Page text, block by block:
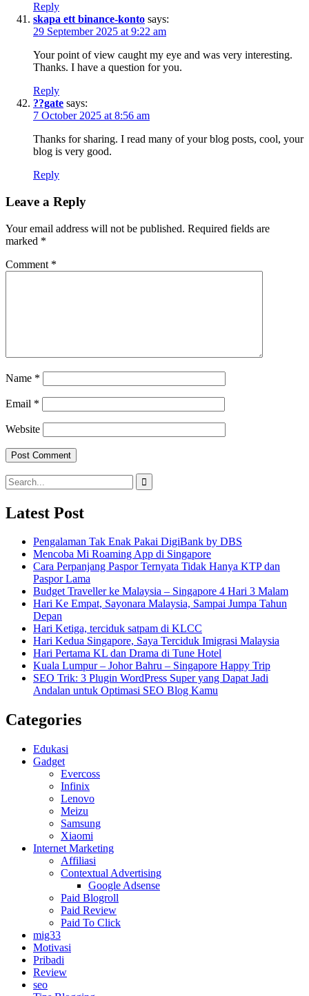
Reply
skapa ett binance-konto says:
29 September 2025 at 9:22 am
Your point of view caught my eye and was very interesting.
Thanks. I have a question for you.
Reply
??gate says:
7 October 2025 at 8:56 am
Thanks for sharing. I read many of your blog posts, cool, your
blog is very good.
Reply
Leave a Reply
Your email address will not be published. Required fields are
marked *
Comment *
Name *
Email *
Website
Search
for:
Latest Post
Pengalaman Tak Enak Pakai DigiBank by DBS
Mencoba Mi Roaming App di Singapore
Cara Perpanjang Paspor Ternyata Tidak Hanya KTP dan
Paspor Lama
Budget Traveller ke Malaysia – Singapore 4 Hari 3 Malam
Hari Ke Empat, Sayonara Malaysia, Sampai Jumpa Tahun
Depan
Hari Ketiga, terciduk satpam di KLCC
Hari Kedua Singapore, Saya Terciduk Imigrasi Malaysia
Hari Pertama KL dan Drama di Tune Hotel
Kuala Lumpur – Johor Bahru – Singapore Happy Trip
SEO Trik: 3 Plugin WordPress Super yang Dapat Jadi
Andalan untuk Optimasi SEO Blog Kamu
Categories
Edukasi
Gadget
Evercoss
Infinix
Lenovo
Meizu
Samsung
Xiaomi
Internet Marketing
Affiliasi
Contextual Advertising
Google Adsense
Paid Blogroll
Paid Review
Paid To Click
mig33
Motivasi
Pribadi
Review
seo